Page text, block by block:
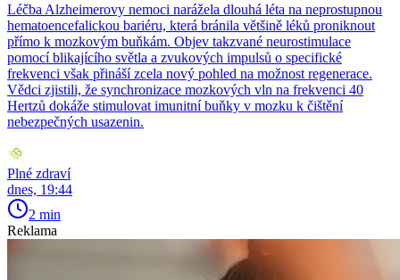
Léčba Alzheimerovy nemoci narážela dlouhá léta na neprostupnou
hematoencefalickou bariéru, která bránila většině léků proniknout
přímo k mozkovým buňkám. Objev takzvané neurostimulace
pomocí blikajícího světla a zvukových impulsů o specifické
frekvenci však přináší zcela nový pohled na možnost regenerace.
Vědci zjistili, že synchronizace mozkových vln na frekvenci 40
Hertzů dokáže stimulovat imunitní buňky v mozku k čištění
nebezpečných usazenin.
Plné zdraví
dnes, 19:44
2 min
Reklama